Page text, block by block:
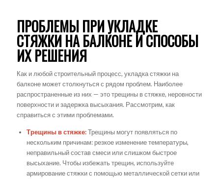
ПРОБЛЕМЫ ПРИ УКЛАДКЕ
СТЯЖКИ НА БАЛКОНЕ И СПОСОБЫ
ИХ РЕШЕНИЯ
Как и любой строительный процесс, укладка стяжки на
балконе может столкнуться с рядом проблем. Наиболее
распространенные из них — это трещины в стяжке, неровности
поверхности и задержка высыхания. Рассмотрим, как
справиться с этими проблемами.
Трещины в стяжке:Трещины могут появляться по
нескольким причинам: резкое изменение температуры,
неправильный состав смеси или слишком быстрое
высыхание. Чтобы избежать трещин, используйте
армирование стяжки с помощью металлической сетки или